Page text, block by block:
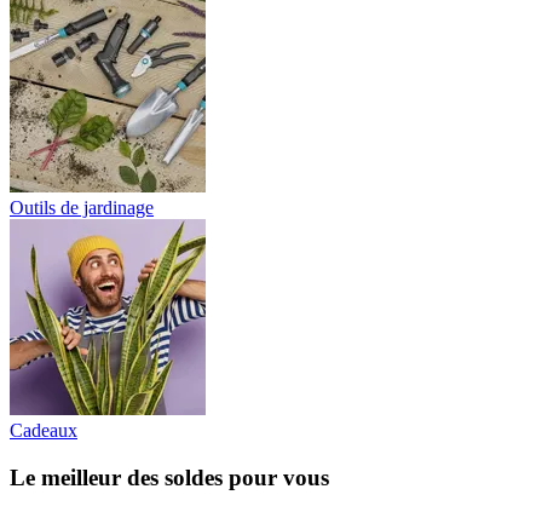
Outils de jardinage
Cadeaux
Le meilleur des soldes pour vous